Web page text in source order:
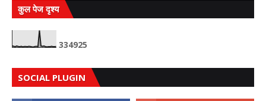
कुल पेज दृश्य
334925
SOCIAL PLUGIN